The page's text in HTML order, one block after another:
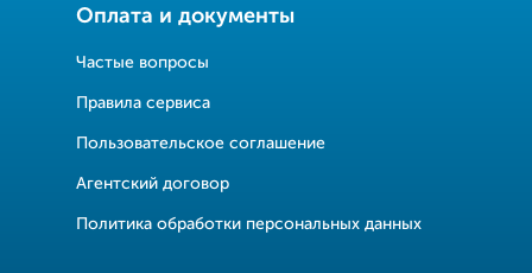
Оплата и документы
Частые вопросы
Правила сервиса
Пользовательское соглашение
Агентский договор
Политика обработки персональных данных